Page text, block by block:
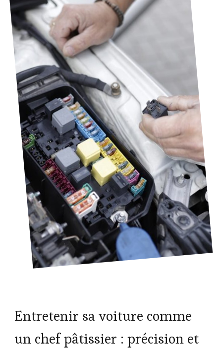
Entretenir sa voiture comme
un chef pâtissier : précision et